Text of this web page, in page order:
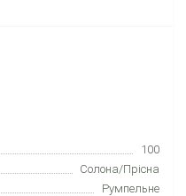
100
Солона/Прісна
Румпельне